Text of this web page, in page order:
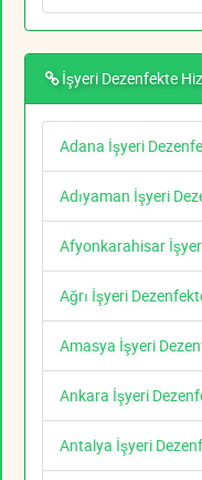
İşyeri Dezenfekte
Adana İşyeri
Adıyaman İşyeri
Afyonkarahisar
Ağrı İşyeri
Amasya İşyeri
Ankara İşyeri
Antalya İşyeri